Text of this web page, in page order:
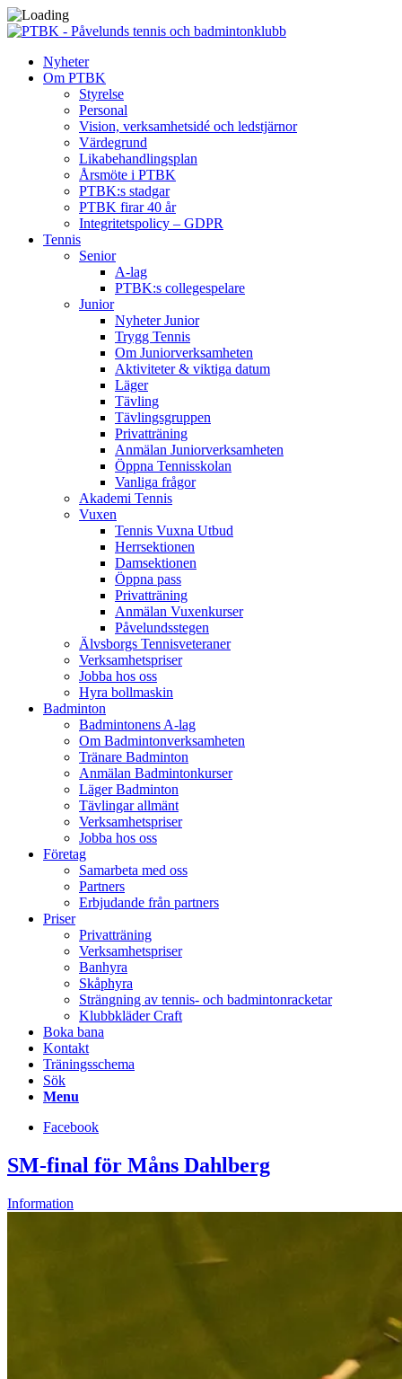
Nyheter
Om PTBK
Styrelse
Personal
Vision, verksamhetsidé och ledstjärnor
Värdegrund
Likabehandlingsplan
Årsmöte i PTBK
PTBK:s stadgar
PTBK firar 40 år
Integritetspolicy – GDPR
Tennis
Senior
A-lag
PTBK:s collegespelare
Junior
Nyheter Junior
Trygg Tennis
Om Juniorverksamheten
Aktiviteter & viktiga datum
Läger
Tävling
Tävlingsgruppen
Privatträning
Anmälan Juniorverksamheten
Öppna Tennisskolan
Vanliga frågor
Akademi Tennis
Vuxen
Tennis Vuxna Utbud
Herrsektionen
Damsektionen
Öppna pass
Privatträning
Anmälan Vuxenkurser
Påvelundsstegen
Älvsborgs Tennisveteraner
Verksamhetspriser
Jobba hos oss
Hyra bollmaskin
Badminton
Badmintonens A-lag
Om Badmintonverksamheten
Tränare Badminton
Anmälan Badmintonkurser
Läger Badminton
Tävlingar allmänt
Verksamhetspriser
Jobba hos oss
Företag
Samarbeta med oss
Partners
Erbjudande från partners
Priser
Privatträning
Verksamhetspriser
Banhyra
Skåphyra
Strängning av tennis- och badmintonracketar
Klubbkläder Craft
Boka bana
Kontakt
Träningsschema
Sök
Menu
Facebook
SM-final för Måns Dahlberg
Information